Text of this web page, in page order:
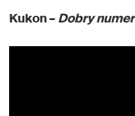
Kukon –Dobry numer